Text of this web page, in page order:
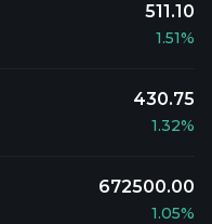
511.10
1.51%
430.75
1.32%
672500.00
1.05%